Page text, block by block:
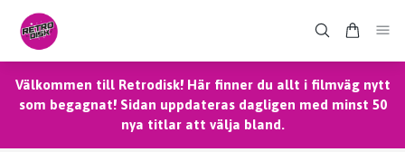
Välkommen till Retrodisk! Här finner du allt i filmväg nytt
som begagnat! Sidan uppdateras dagligen med minst 50
nya titlar att välja bland.